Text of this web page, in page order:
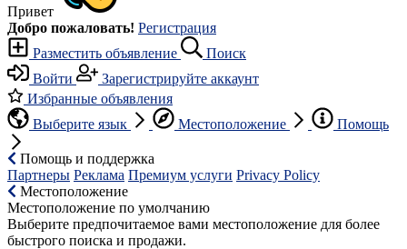
Привет
Добро пожаловать! Регистрация
Разместить объявление
Поиск
Войти
Зарегистрируйте аккаунт
Избранные объявления
Выберите язык
Местоположение Помощь
Помощь и поддержка
Партнеры Реклама Премиум услуги Privacy Policy
Местоположение
Местоположение по умолчанию
Выберите предпочитаемое вами местоположение для более
быстрого поиска и продажи.